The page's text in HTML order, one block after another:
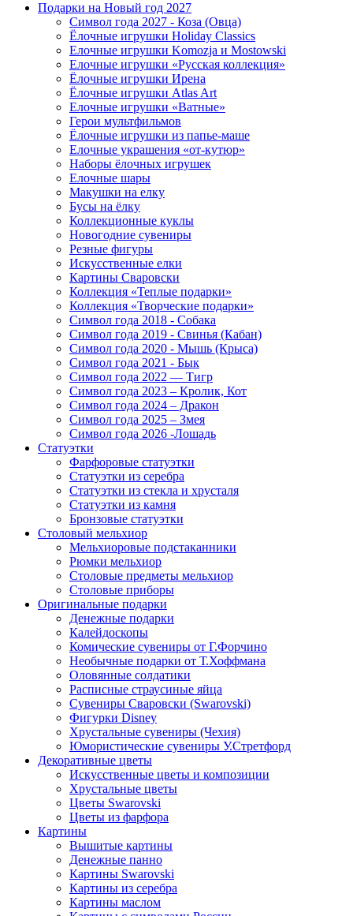
Подарки на Новый год 2027
Символ года 2027 - Коза (Овца)
Ёлочные игрушки Holiday Classics
Елочные игрушки Komozja и Mostowski
Елочные игрушки «Русская коллекция»
Ёлочные игрушки Ирена
Ёлочные игрушки Atlas Art
Елочные игрушки «Ватные»
Герои мультфильмов
Ёлочные игрушки из папье-маше
Елочные украшения «от-кутюр»
Наборы ёлочных игрушек
Елочные шары
Макушки на елку
Бусы на ёлку
Коллекционные куклы
Новогодние сувениры
Резные фигуры
Искусственные елки
Картины Сваровски
Коллекция «Теплые подарки»
Коллекция «Творческие подарки»
Символ года 2018 - Собака
Символ года 2019 - Свинья (Кабан)
Символ года 2020 - Мышь (Крыса)
Символ года 2021 - Бык
Символ года 2022 — Тигр
Символ года 2023 – Кролик, Кот
Символ года 2024 – Дракон
Символ года 2025 – Змея
Символ года 2026 -Лошадь
Статуэтки
Фарфоровые статуэтки
Статуэтки из серебра
Статуэтки из стекла и хрусталя
Статуэтки из камня
Бронзовые статуэтки
Столовый мельхиор
Мельхиоровые подстаканники
Рюмки мельхиор
Столовые предметы мельхиор
Столовые приборы
Оригинальные подарки
Денежные подарки
Калейдоскопы
Комические сувениры от Г.Форчино
Необычные подарки от Т.Хоффмана
Оловянные солдатики
Расписные страусиные яйца
Сувениры Сваровски (Swarovski)
Фигурки Disney
Хрустальные сувениры (Чехия)
Юмористические сувениры У.Стретфорд
Декоративные цветы
Искусственные цветы и композиции
Хрустальные цветы
Цветы Swarovski
Цветы из фарфора
Картины
Вышитые картины
Денежные панно
Картины Swarovski
Картины из серебра
Картины маслом